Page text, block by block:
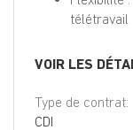
télétravail
VOIR LES
Type de contrat:
CDI